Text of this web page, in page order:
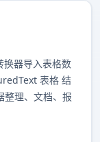
器导入表格数
表格 结
整理、文档、报